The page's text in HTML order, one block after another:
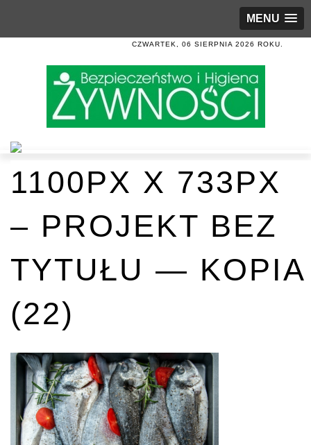
MENU
CZWARTEK, 06 SIERPNIA 2026 ROKU.
1100PX X 733PX
– PROJEKT BEZ
TYTUŁU — KOPIA
(22)